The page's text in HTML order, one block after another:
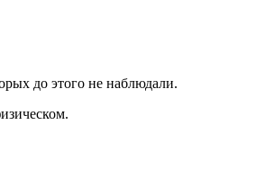
до этого не наблюдали.